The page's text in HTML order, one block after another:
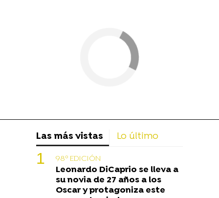
Las más vistas Lo último
98º EDICIÓN
Leonardo DiCaprio se lleva a
su novia de 27 años a los
Oscar y protagoniza este